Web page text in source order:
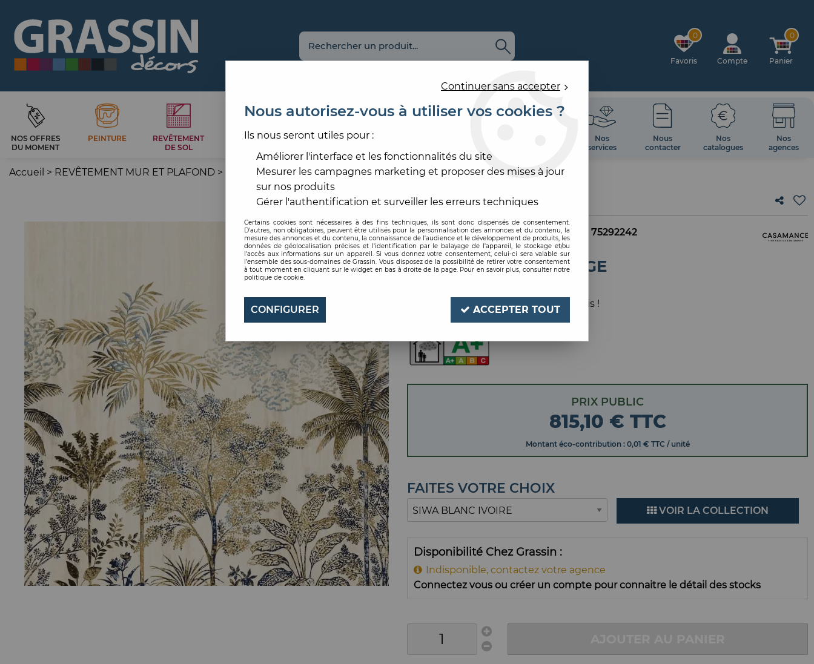
0
Favoris Compte
0
Panier
NOS OFFRES
DU MOMENT
PEINTURE
REVÊTEMENT
DE SOL
CARRELAGE
REVÊTEMENT
OUTILLAGE
Nos
services
Nous
contacter
Nos
catalogues
Nos
agences
Accueil > REVÊTEMENT MUR ET PLAFOND > PAPIER PEINT >PANORAMIQUE >PANORAMIQUE MIRAGE
CASAMANCE
Code produit : 318509 | Réf. interne : 75292242
PANORAMIQUE MIRAGE
Soyez le premier à donner votre avis !
PRIX PUBLIC
815,10 € TTC
Montant éco-contribution : 0,01 € TTC / unité
FAITES VOTRE CHOIX
VOIR LA COLLECTION
Disponibilité Chez Grassin
Indisponible, contactez votre agence
Connectez vous ou créer un compte pour connaitre le détail des stocks
Continuer sans accepter
Nous autorisez-vous à utiliser vos cookies ?
Ils nous seront utiles pour :
Améliorer l'interface et les fonctionnalités du site
Mesurer les campagnes marketing et proposer des mises à jour
sur nos produits
Gérer l'authentification et surveiller les erreurs techniques
Certains cookies sont nécessaires à des fins techniques, ils sont donc dispensés de consentement.
D'autres, non obligatoires, peuvent être utilisés pour la personnalisation des annonces et du contenu, la
mesure des annonces et du contenu, la connaissance de l'audience et le développement de produits, les
données de géolocalisation précises et l'identification par le balayage de l'appareil, le stockage et/ou
l'accès aux informations sur un appareil. Si vous donnez votre consentement, celui-ci sera valable sur
l’ensemble des sous-domaines de Grassin. Vous disposez de la possibilité de retirer votre consentement
à tout moment en cliquant sur le widget en bas à droite de la page. Pour en savoir plus, consulter notre
politique de cookie.
CONFIGURER ACCEPTER TOUT